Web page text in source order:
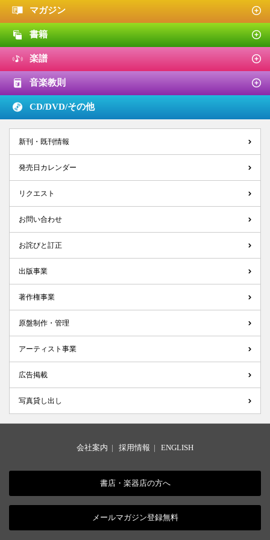
マガジン
書籍
楽譜
音楽教則
CD/DVD/その他
新刊・既刊情報
発売日カレンダー
リクエスト
お問い合わせ
お詫びと訂正
出版事業
著作権事業
原盤制作・管理
アーティスト事業
広告掲載
写真貸し出し
会社案内 | 採用情報 | ENGLISH
書店・楽器店の方へ
メールマガジン登録無料